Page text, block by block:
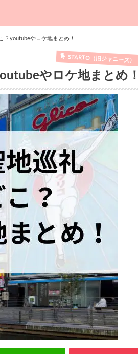
？youtubeやロケ地まとめ！
STARTO（旧ジャニーズ）
やロケ地まとめ！